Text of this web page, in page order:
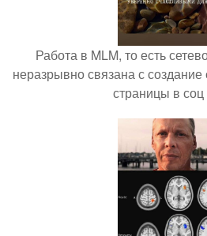
Работа в MLM, то есть
неразрывно связана с создание
страницы в соц